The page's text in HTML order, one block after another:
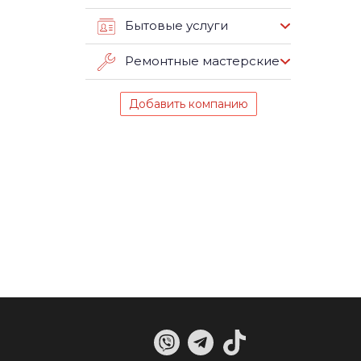
Бытовые услуги
Ремонтные мастерские
Добавить компанию